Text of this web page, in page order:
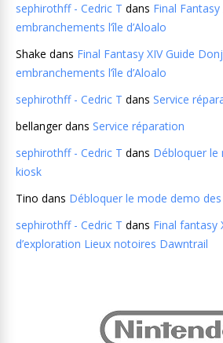
sephirothff - Cedric T dans Final
embranchements l’île d’Aloalo
Shake dans Final Fantasy XIV Guide
embranchements l’île d’Aloalo
sephirothff - Cedric T dans Service
bellangerdans Service réparation
sephirothff - Cedric T dans Débloquer le
kiosk
Tino dans Débloquer le mode demo des
sephirothff - Cedric T dans Final fantasy
d’exploration Lieux notoires Dawntrail